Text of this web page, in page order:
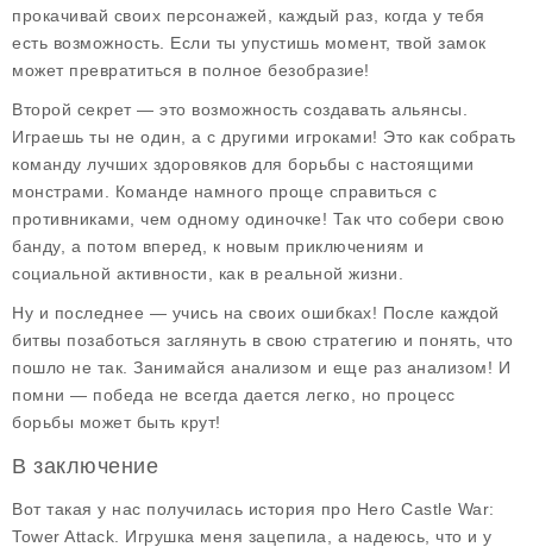
прокачивай своих персонажей, каждый раз, когда у тебя
есть возможность. Если ты упустишь момент, твой замок
может превратиться в полное безобразие!
Второй секрет — это возможность создавать альянсы.
Играешь ты не один, а с другими игроками! Это как собрать
команду лучших здоровяков для борьбы с настоящими
монстрами. Команде намного проще справиться с
противниками, чем одному одиночке! Так что собери свою
банду, а потом вперед, к новым приключениям и
социальной активности, как в реальной жизни.
Ну и последнее — учись на своих ошибках! После каждой
битвы позаботься заглянуть в свою стратегию и понять, что
пошло не так. Занимайся анализом и еще раз анализом! И
помни — победа не всегда дается легко, но процесс
борьбы может быть крут!
В заключение
Вот такая у нас получилась история про Hero Castle War:
Tower Attack . Игрушка меня зацепила, а надеюсь, что и у